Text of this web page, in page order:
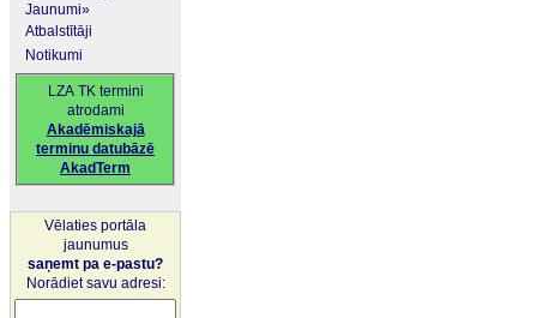
Jaunumi»
Atbalstītāji
Notikumi
LZA TK termini
atrodami
Akadēmiskajā
terminu datubāzē
AkadTerm
Vēlaties portāla
jaunumus
saņemt pa e-pastu?
Norādiet savu adresi: